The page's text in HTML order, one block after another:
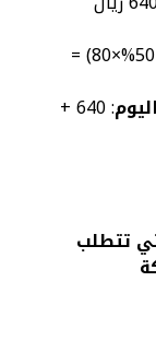
: 2 × (80 + 50%×80) =
: 640 +
تتطلب